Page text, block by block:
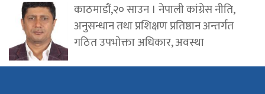
काठमाडौं,२० साउन । नेपाली कांग्रेस नीति,
अनुसन्धान तथा प्रशिक्षण प्रतिष्ठान अन्तर्गत
गठित उपभोक्ता अधिकार, अवस्था